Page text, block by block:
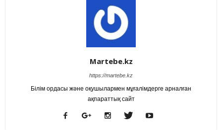
Martebe.kz
https://martebe.kz
Білім ордасы және оқушылармен мұғалімдерге арналған
ақпараттық сайт